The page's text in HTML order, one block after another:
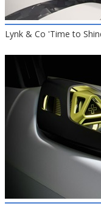
Lynk & Co 'Time to